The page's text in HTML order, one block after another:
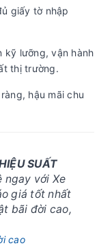
giấy tờ nhập
lưỡng, vận hành
thị trường.
hậu mãi chu
SUẤT
ngay với Xe
giá tốt nhất
bãi đời cao,
cao